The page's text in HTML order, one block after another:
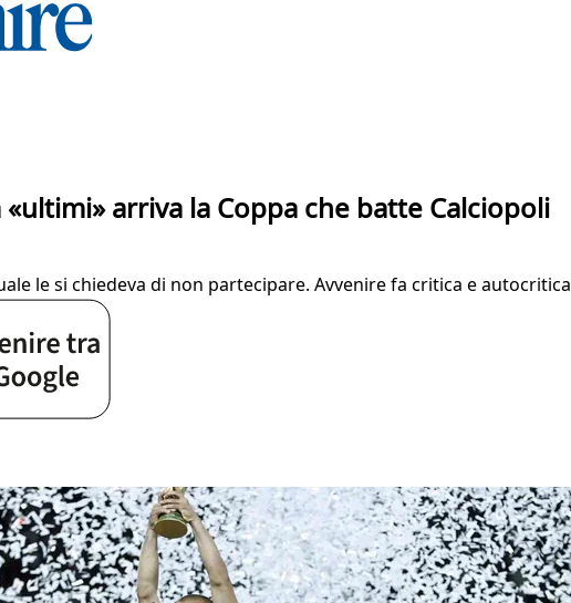
arriva la Coppa che batte Calciopoli
le si chiedeva di non partecipare. Avvenire fa critica e autocritica